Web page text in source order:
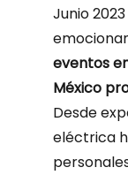
Junio
eventos
México
Desde
eléctrica